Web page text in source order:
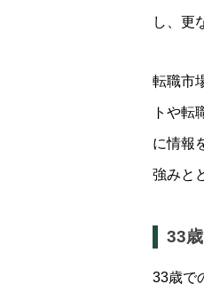
し、更
転職市
トや転
に情報
強みと
33
33歳で